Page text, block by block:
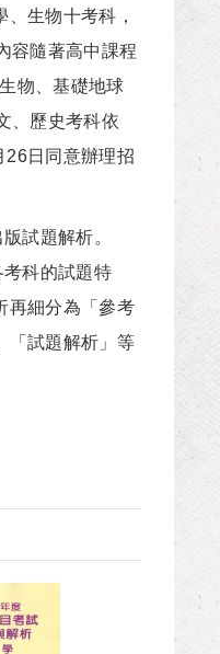
生物十考科，
容隨著高中課程
物、基礎地球
、歷史考科依
26日同意辦理招
試題解析。
考科的試題特
再細分為「參考
「試題解析」等